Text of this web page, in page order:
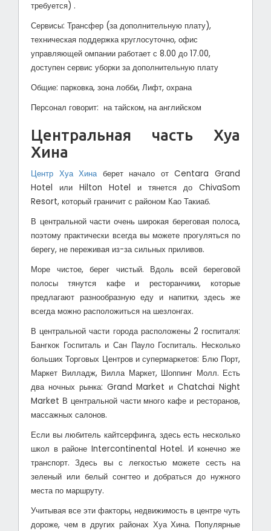
требуется) .
Сервисы: Трансфер (за дополнительную плату),
техническая поддержка круглосуточно, офис
управляющей омпании работает с 8.00 до 17.00,
доступен сервис уборки за дополнительную плату
Общие: парковка, зона лобби, Лифт, охрана
Персонал говорит: на тайском, на английском
Центральная часть Хуа
Хина
Центр Хуа Хинаберет начало от Centara Grand
Hotel или Hilton Hotel и тянется до ChivaSom
Resort, который граничит с районом Као Такиаб.
В центральной части очень широкая береговая полоса,
поэтому практически всегда вы можете прогуляться по
берегу, не переживая из-за сильных приливов.
Море чистое, берег чистый. Вдоль всей береговой
полосы тянутся кафе и ресторанчики, которые
предлагают разнообразную еду и напитки, здесь же
всегда можно расположиться на шезлонгах.
В центральной части города расположены 2 госпиталя:
Бангкок Госпиталь и Сан Пауло Госпиталь. Несколько
больших Торговых Центров и супермаркетов: Блю Порт,
Маркет Вилладж, Вилла Маркет, Шоппинг Молл. Есть
два ночных рынка: Grand Market и Chatchai Night
Market В центральной части много кафе и ресторанов,
массажных салонов.
Если вы любитель кайтсерфинга, здесь есть несколько
школ в районе Intercontinental Hotel. И конечно же
транспорт. Здесь вы с легкостью можете сесть на
зеленый или белый сонгтео и добраться до нужного
места по маршруту.
Учитывая все эти факторы, недвижимость в центре чуть
дороже, чем в других районах Хуа Хина. Популярные